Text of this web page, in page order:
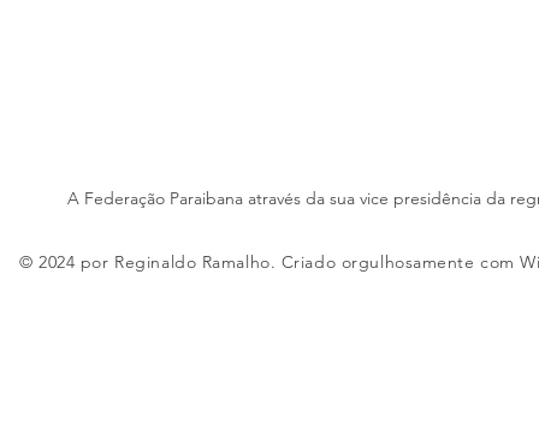
A Federação Paraibana através da sua vice presidência da
© 2024 por Reginaldo Ramalho. Criado orgulhosamente com